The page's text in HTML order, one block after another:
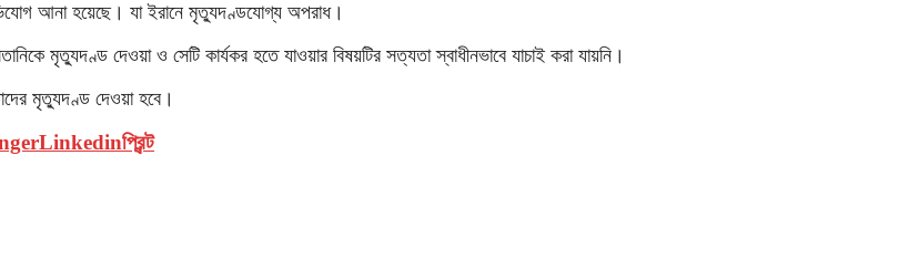
আনা হয়েছে। যা ইরানে মৃত্যুদণ্ডযোগ্য অপরাধ।
মৃত্যুদণ্ড দেওয়া ও সেটি কার্যকর হতে যাওয়ার বিষয়টির সত্যতা স্বাধীনভাবে যাচাই করা যায়নি।
মৃত্যুদণ্ড দেওয়া হবে।
Linkedinপ্রিন্ট